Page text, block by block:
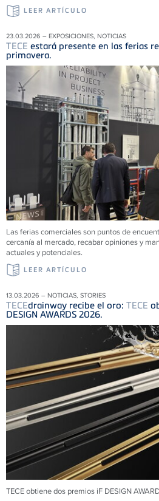
LEER ARTÍCULO
23.03.2026 – EXPOSICIONES, NOTICIAS
TECE estará presente en las ferias
primavera.
Las ferias comerciales son puntos de
cercanía al mercado, recabar opiniones y
actuales y potenciales.
LEER ARTÍCULO
13.03.2026 – NOTICIAS, STORIES
TECEdrainway recibe el oro: TECE
DESIGN AWARDS 2026.
TECE obtiene dos premios iF DESIGN